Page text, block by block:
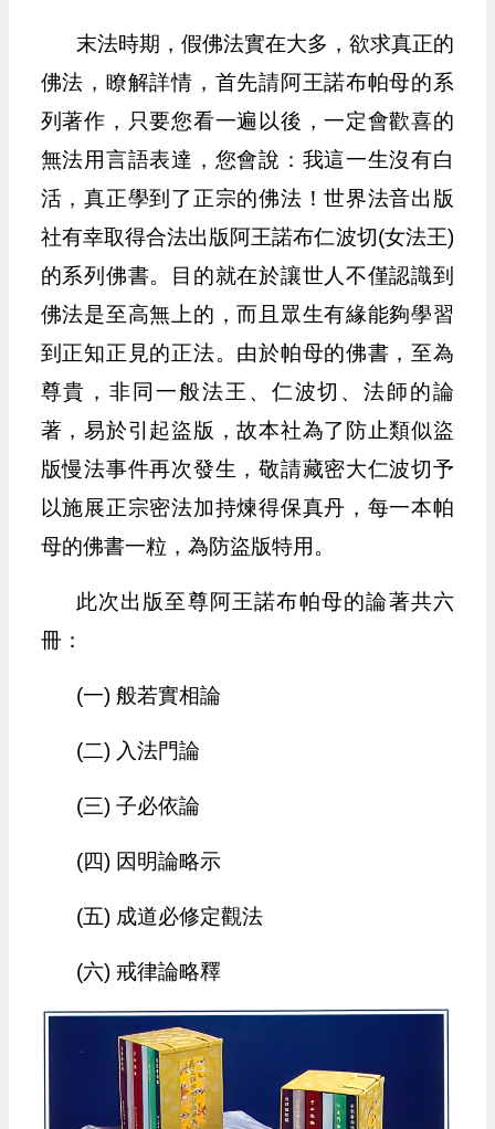
末法時期，假佛法實在大多，欲求真正的
佛法，瞭解詳情，首先請阿王諾布帕母的系
列著作，只要您看一遍以後，一定會歡喜的
無法用言語表達，您會說：我這一生沒有白
活，真正學到了正宗的佛法！世界法音出版
社有幸取得合法出版阿王諾布仁波切(女法王)
的系列佛書。目的就在於讓世人不僅認識到
佛法是至高無上的，而且眾生有緣能夠學習
到正知正見的正法。由於帕母的佛書，至為
尊貴，非同一般法王、仁波切、法師的論
著，易於引起盜版，故本社為了防止類似盜
版慢法事件再次發生，敬請藏密大仁波切予
以施展正宗密法加持煉得保真丹，每一本帕
母的佛書一粒，為防盜版特用。
此次出版至尊阿王諾布帕母的論著共六
冊：
(一) 般若實相論
(二) 入法門論
(三) 子必依論
(四) 因明論略示
(五) 成道必修定觀法
(六) 戒律論略釋